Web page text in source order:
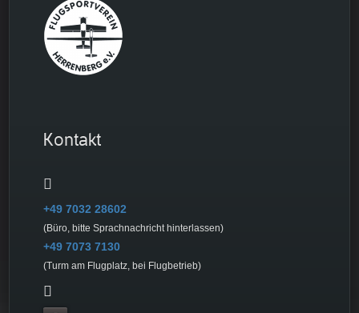
Kontakt
+49 7032 28602
(Büro, bitte Sprachnachricht hinterlassen)
+49 7073 7130
(Turm am Flugplatz, bei Flugbetrieb)